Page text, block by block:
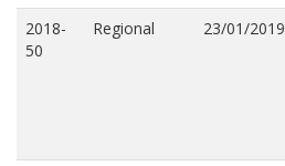
2018-
50
Regional 23/01/2019